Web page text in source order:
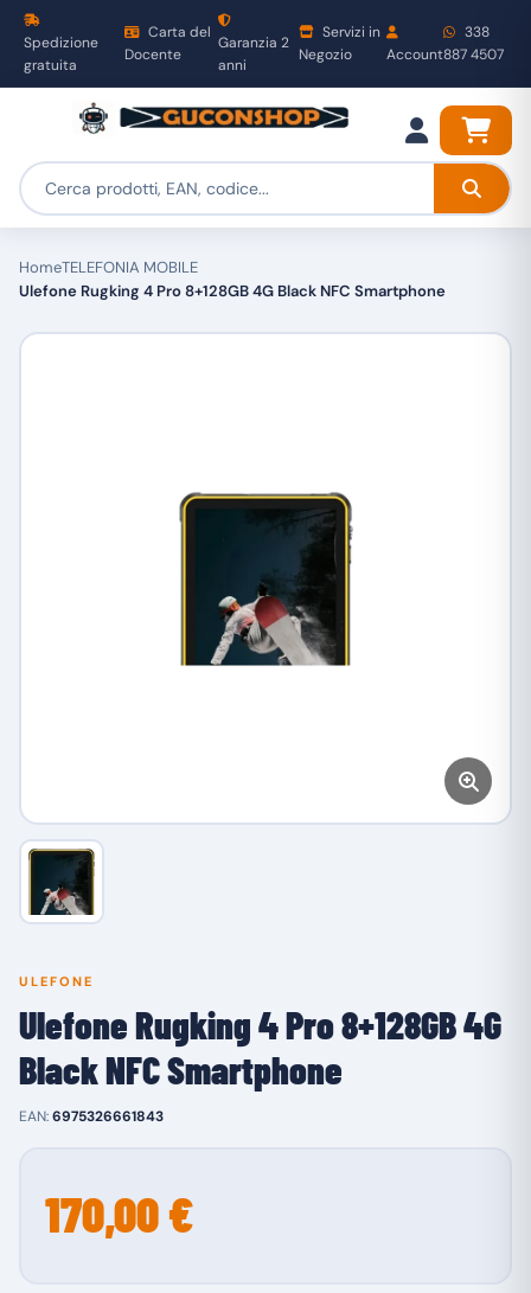
Spedizione
gratuita
Carta del
Docente
Garanzia 2
anni
Servizi in
Negozio
Account
338
887 4507
HomeTELEFONIA MOBILE
Ulefone Rugking 4 Pro 8+128GB 4G Black NFC Smartphone
ULEFONE
Ulefone Rugking 4 Pro 8+128GB 4G
Black NFC Smartphone
EAN:6975326661843
170,00 €